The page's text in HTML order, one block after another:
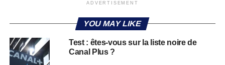
ADVERTISEMENT
YOU MAY LIKE
Test : êtes-vous sur la liste noire de
Canal Plus ?